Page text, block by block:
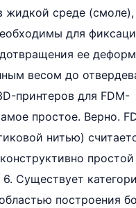
жидкой среде (смоле),
для
ее
весом до
принтеров для FDM-
простое. Верно.
нитью)
простой
6. Существует
построения